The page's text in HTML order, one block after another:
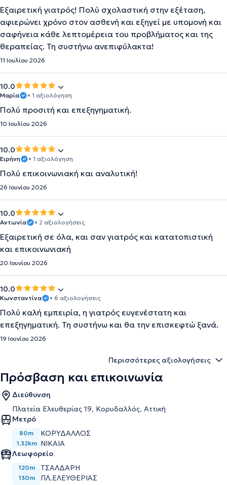
Εξαιρετική γιατρός! Πολύ σχολαστική στην εξέταση,
αφιερώνει χρόνο στον ασθενή και εξηγεί με υπομονή και
σαφήνεια κάθε λεπτομέρεια του προβλήματος και της
θεραπείας. Τη συστήνω ανεπιφύλακτα!
11 Ιουλίου 2026
10.0
Μαρία • 1 αξιολόγηση
Πολύ προσιτή και επεξηγηματική.
10 Ιουλίου 2026
10.0
Ειρήνη • 1 αξιολόγηση
Πολύ επικοινωνιακή και αναλυτική!
26 Ιουνίου 2026
10.0
Αντωνία • 2 αξιολογήσεις
Εξαιρετική σε όλα, και σαν γιατρός και κατατοπιστική
και επικοινωνιακή
20 Ιουνίου 2026
10.0
Κωνσταντίνα • 6 αξιολογήσεις
Πολύ καλή εμπειρία, η γιατρός ευγενέστατη και
επεξηγηματική. Τη συστήνω και θα την επισκεφτώ ξανά.
19 Ιουνίου 2026
Περισσότερες αξιολογήσεις
Πρόσβαση και επικοινωνία
Διεύθυνση
Πλατεία Ελευθερίας 19, Κορυδαλλός, Αττική
Μετρό
80m ΚΟΡΥΔΑΛΛΌΣ
1,32km ΝΊΚΑΙΑ
Λεωφορείο
120m ΤΣΑΛΔΑΡΗ
130m ΠΛ.ΕΛΕΥΘΕΡΙΑΣ